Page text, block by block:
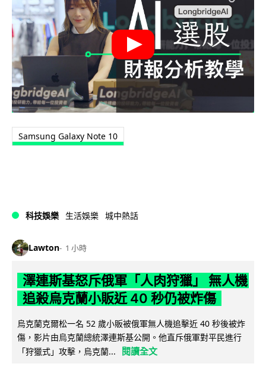
Samsung Galaxy Note 10
科技娛樂 生活娛樂 城中熱話
Lawton 1 小時
澤連斯基怒斥俄軍「人肉狩獵」 無人機
追殺烏克蘭小販近 40 秒仍被炸傷
烏克蘭克爾松一名 52 歲小販被俄軍無人機追擊近 40 秒後被炸
傷，影片由烏克蘭總統澤連斯基公開。他直斥俄軍對平民進行
「狩獵式」攻擊，烏克蘭...
閱讀全文